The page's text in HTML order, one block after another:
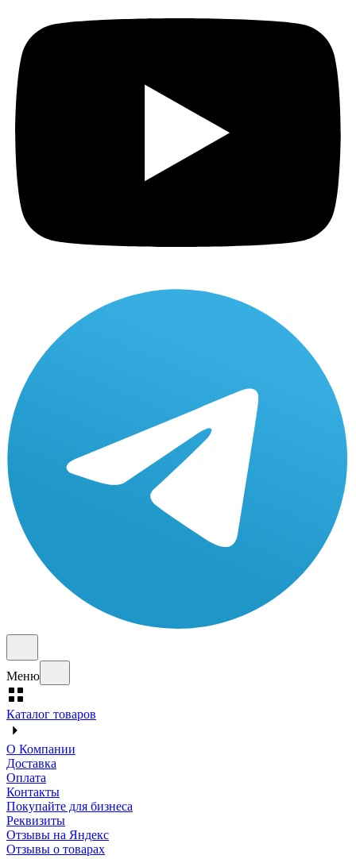
Меню
Каталог товаров
О Компании
Доставка
Оплата
Контакты
Покупайте для бизнеса
Реквизиты
Отзывы на Яндекс
Отзывы о товарах